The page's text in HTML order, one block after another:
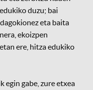
duzu; bai
eta baita
ekoizpen
ere, hitza edukiko
egin gabe, zure etxea